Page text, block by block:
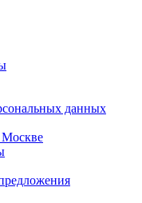
данных
Москве